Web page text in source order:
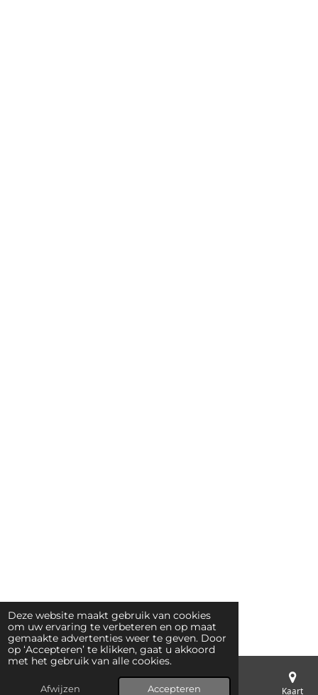
Deze website maakt gebruik van cookies
om uw ervaring te verbeteren en op maat
gemaakte advertenties weer te geven. Door
op ‘Accepteren’ te klikken, gaat u akkoord
met het gebruik van alle cookies.
Afwijzen Accepteren
E-mailadres Telefoonnummer Kaart